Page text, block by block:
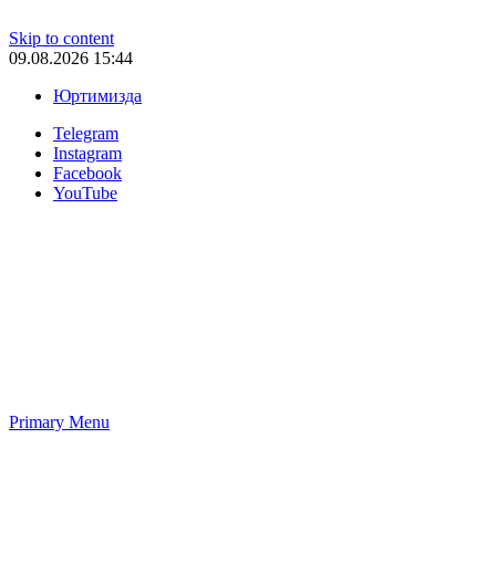
Skip to content
09.08.2026 15:44
Юртимизда
Telegram
Instagram
Facebook
YouTube
Primary Menu